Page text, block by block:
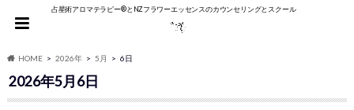
占星術アロマテラピー®︎とNZフラワーエッセンスのカウンセリングとスクール
HOME 2026年 5月 6日
2026年5月6日